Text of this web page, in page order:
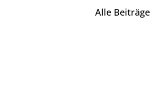
Alle Beiträge